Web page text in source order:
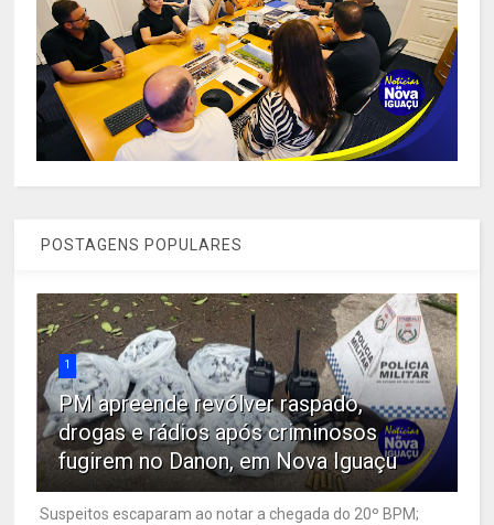
POSTAGENS POPULARES
1
PM apreende revólver raspado,
drogas e rádios após criminosos
fugirem no Danon, em Nova Iguaçu
Suspeitos escaparam ao notar a chegada do 20º BPM;